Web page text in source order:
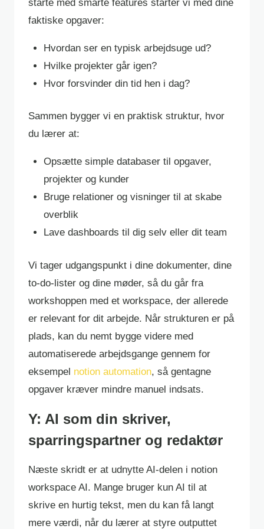
starte med smarte features starter vi med dine
faktiske opgaver:
Hvordan ser en typisk arbejdsuge ud?
Hvilke projekter går igen?
Hvor forsvinder din tid hen i dag?
Sammen bygger vi en praktisk struktur, hvor
du lærer at:
Opsætte simple databaser til opgaver,
projekter og kunder
Bruge relationer og visninger til at skabe
overblik
Lave dashboards til dig selv eller dit team
Vi tager udgangspunkt i dine dokumenter, dine
to-do-lister og dine møder, så du går fra
workshoppen med et workspace, der allerede
er relevant for dit arbejde. Når strukturen er på
plads, kan du nemt bygge videre med
automatiserede arbejdsgange gennem for
eksempel notion automation, så gentagne
opgaver kræver mindre manuel indsats.
Y: AI som din skriver,
sparringspartner og redaktør
Næste skridt er at udnytte AI-delen i notion
workspace AI. Mange bruger kun AI til at
skrive en hurtig tekst, men du kan få langt
mere værdi, når du lærer at styre outputtet